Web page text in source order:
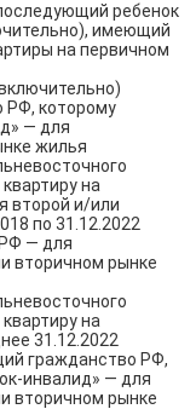
ребенок
имеющий
на первичном
РФ, которому
— для
жилья
на
второй и/или
по 31.12.2022
— для
вторичном рынке
на
31.12.2022
гражданство РФ,
инвалид» — для
вторичном рынке